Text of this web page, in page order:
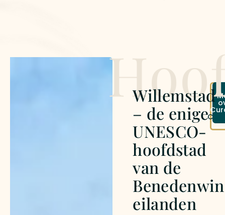
Willemstad
– de enige
UNESCO-
hoofdstad
van de
eilanden